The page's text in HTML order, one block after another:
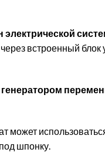
встроенный
может
шпонку.